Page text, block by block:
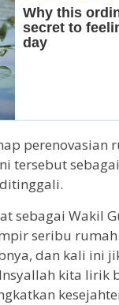
perenovasian
tersebut
sebagai Wakil
seribu
dan kali ini
kita lirik